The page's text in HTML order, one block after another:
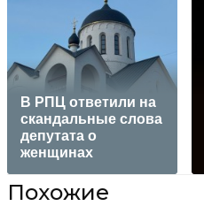
В РПЦ ответили на
скандальные слова
депутата о
женщинах
Похожие